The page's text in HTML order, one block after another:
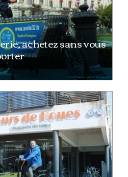
achetez sans vous